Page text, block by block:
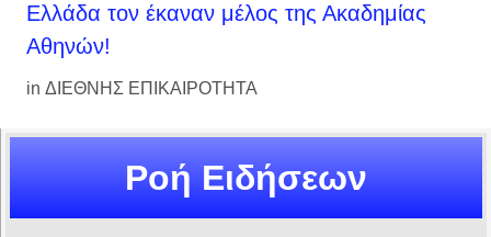
Ελλάδα τον έκαναν μέλος της Ακαδημίας
Αθηνών!
in ΔΙΕΘΝΗΣ ΕΠΙΚΑΙΡΟΤΗΤΑ
Ροή Ειδήσεων